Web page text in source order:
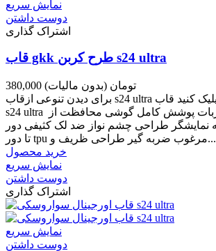
نمایش سریع
دوست داشتن
اشتراک گذاری
قاب gkk طرح کربن s24 ultra
380,000 تومان (بدون مالیات)
برای دیدن تنوعی ازقاب s24 ultra کیلیک کنید قاب gkk طرح کربن
s24 ultra مقاوم در برابر ضربات پوشش کامل گوشی محافظت از
نمایشگر طراحی چشم نواز ضد لک کثیفی دور
تا دور tpu مرغوب ضربه گیر طراحی ظریف و...
خرید محصول
نمایش سریع
دوست داشتن
اشتراک گذاری
نمایش سریع
دوست داشتن